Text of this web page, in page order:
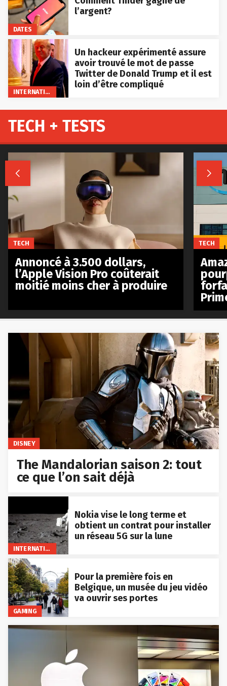
DATES
l’argent?
INTERNATIONAL
Un hackeur expérimenté assure
avoir trouvé le mot de passe
Twitter de Donald Trump et il est
loin d’être compliqué
DISNEY
The Mandalorian saison 2: tout
ce que l’on sait déjà
INTERNATIONAL
Nokia vise le long terme et
obtient un contrat pour installer
un réseau 5G sur la lune
GAMING
Pour la première fois en
Belgique, un musée du jeu vidéo
va ouvrir ses portes
TECH + TESTS
 
TECH
Annoncé à 3.500 dollars,
l’Apple Vision Pro coûterait
moitié moins cher à produire
TECH